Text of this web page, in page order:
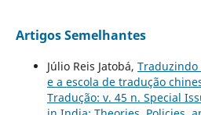
Artigos Semelhantes
Júlio Reis Jatobá,
e a escola de tradução
Tradução: v. 45 n. Special